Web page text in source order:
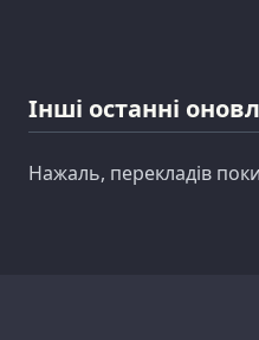
Інші останні
Нажаль, перекладів